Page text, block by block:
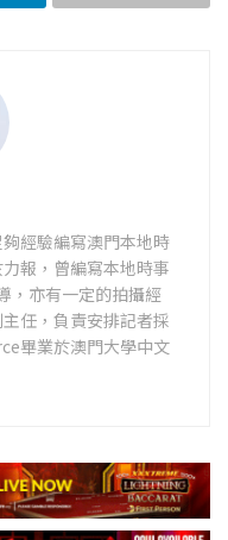
經驗編寫澳門本地時
報，曾編寫本地時事
，亦有一定的拍攝經
任，負責安排記者採
畢業於澳門大學中文